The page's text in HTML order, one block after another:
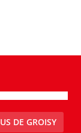
DE GROISY